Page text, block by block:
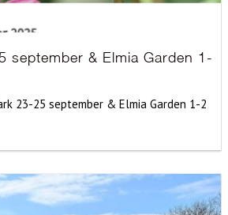
september & Elmia Garden 1-
23-25 september & Elmia Garden 1-2